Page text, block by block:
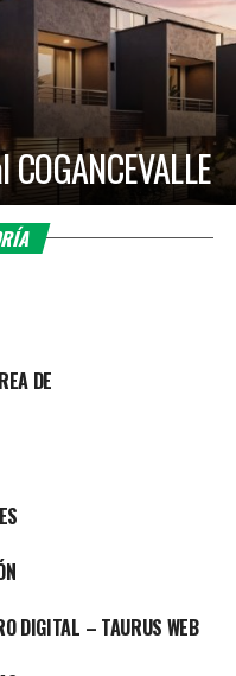
DE
DIGITAL – TAURUS WEB